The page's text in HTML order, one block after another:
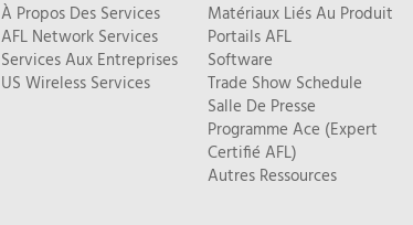
À Propos Des Services
AFL Network Services
Services Aux Entreprises
US Wireless Services
Matériaux Liés Au Produit
Portails AFL
Software
Trade Show Schedule
Salle De Presse
Programme Ace (Expert
Certifié AFL)
Autres Ressources